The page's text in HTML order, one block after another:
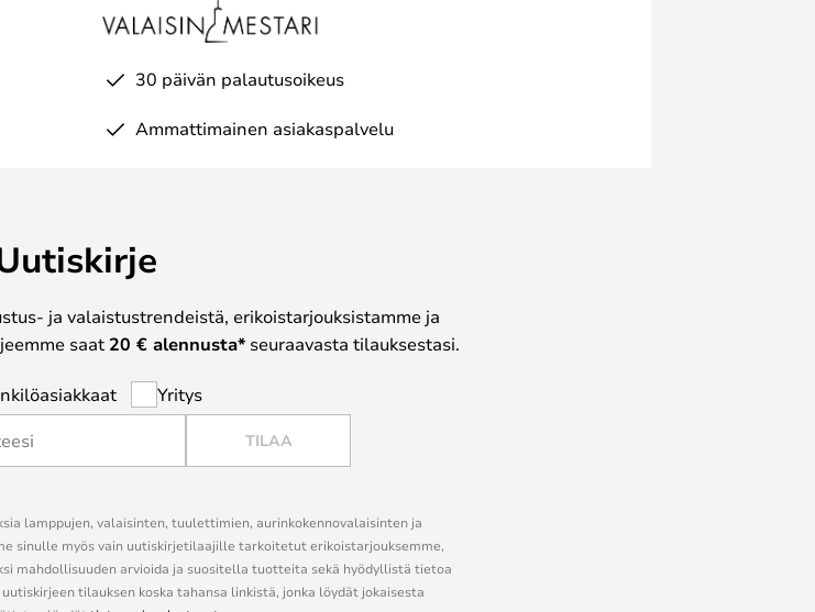
30 päivän palautusoikeus
Ammattimainen asiakaspalvelu
ja valaistustrendeistä, erikoistarjouksistamme ja
saat 20 € alennusta* seuraavasta tilauksestasi.
Yritys
TILAA
lamppujen, valaisinten, tuulettimien, aurinkokennovalaisinten ja
sinulle myös vain uutiskirjetilaajille tarkoitetut erikoistarjouksemme,
mahdollisuuden arvioida ja suositella tuotteita sekä hyödyllistä tietoa
tilauksen koska tahansa linkistä, jonka löydät jokaisesta